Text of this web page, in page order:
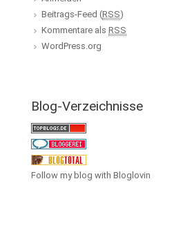
Beitrags-Feed (RSS)
Kommentare als RSS
WordPress.org
Blog-Verzeichnisse
Follow my blog with Bloglovin